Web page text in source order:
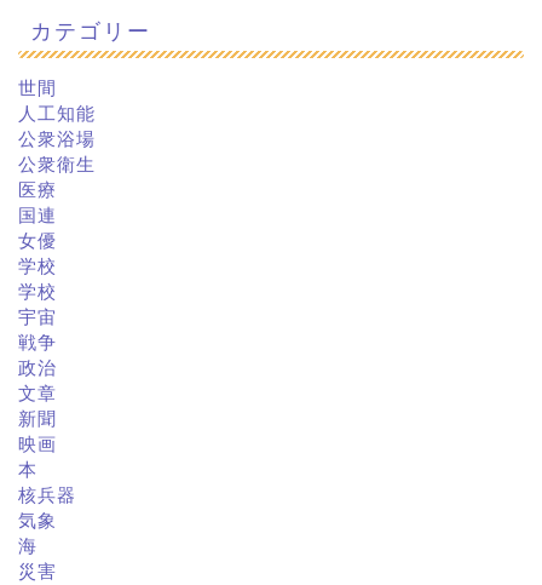
カテゴリー
世間
人工知能
公衆浴場
公衆衛生
医療
国連
女優
学校
学校
宇宙
戦争
政治
文章
新聞
映画
本
核兵器
気象
海
災害